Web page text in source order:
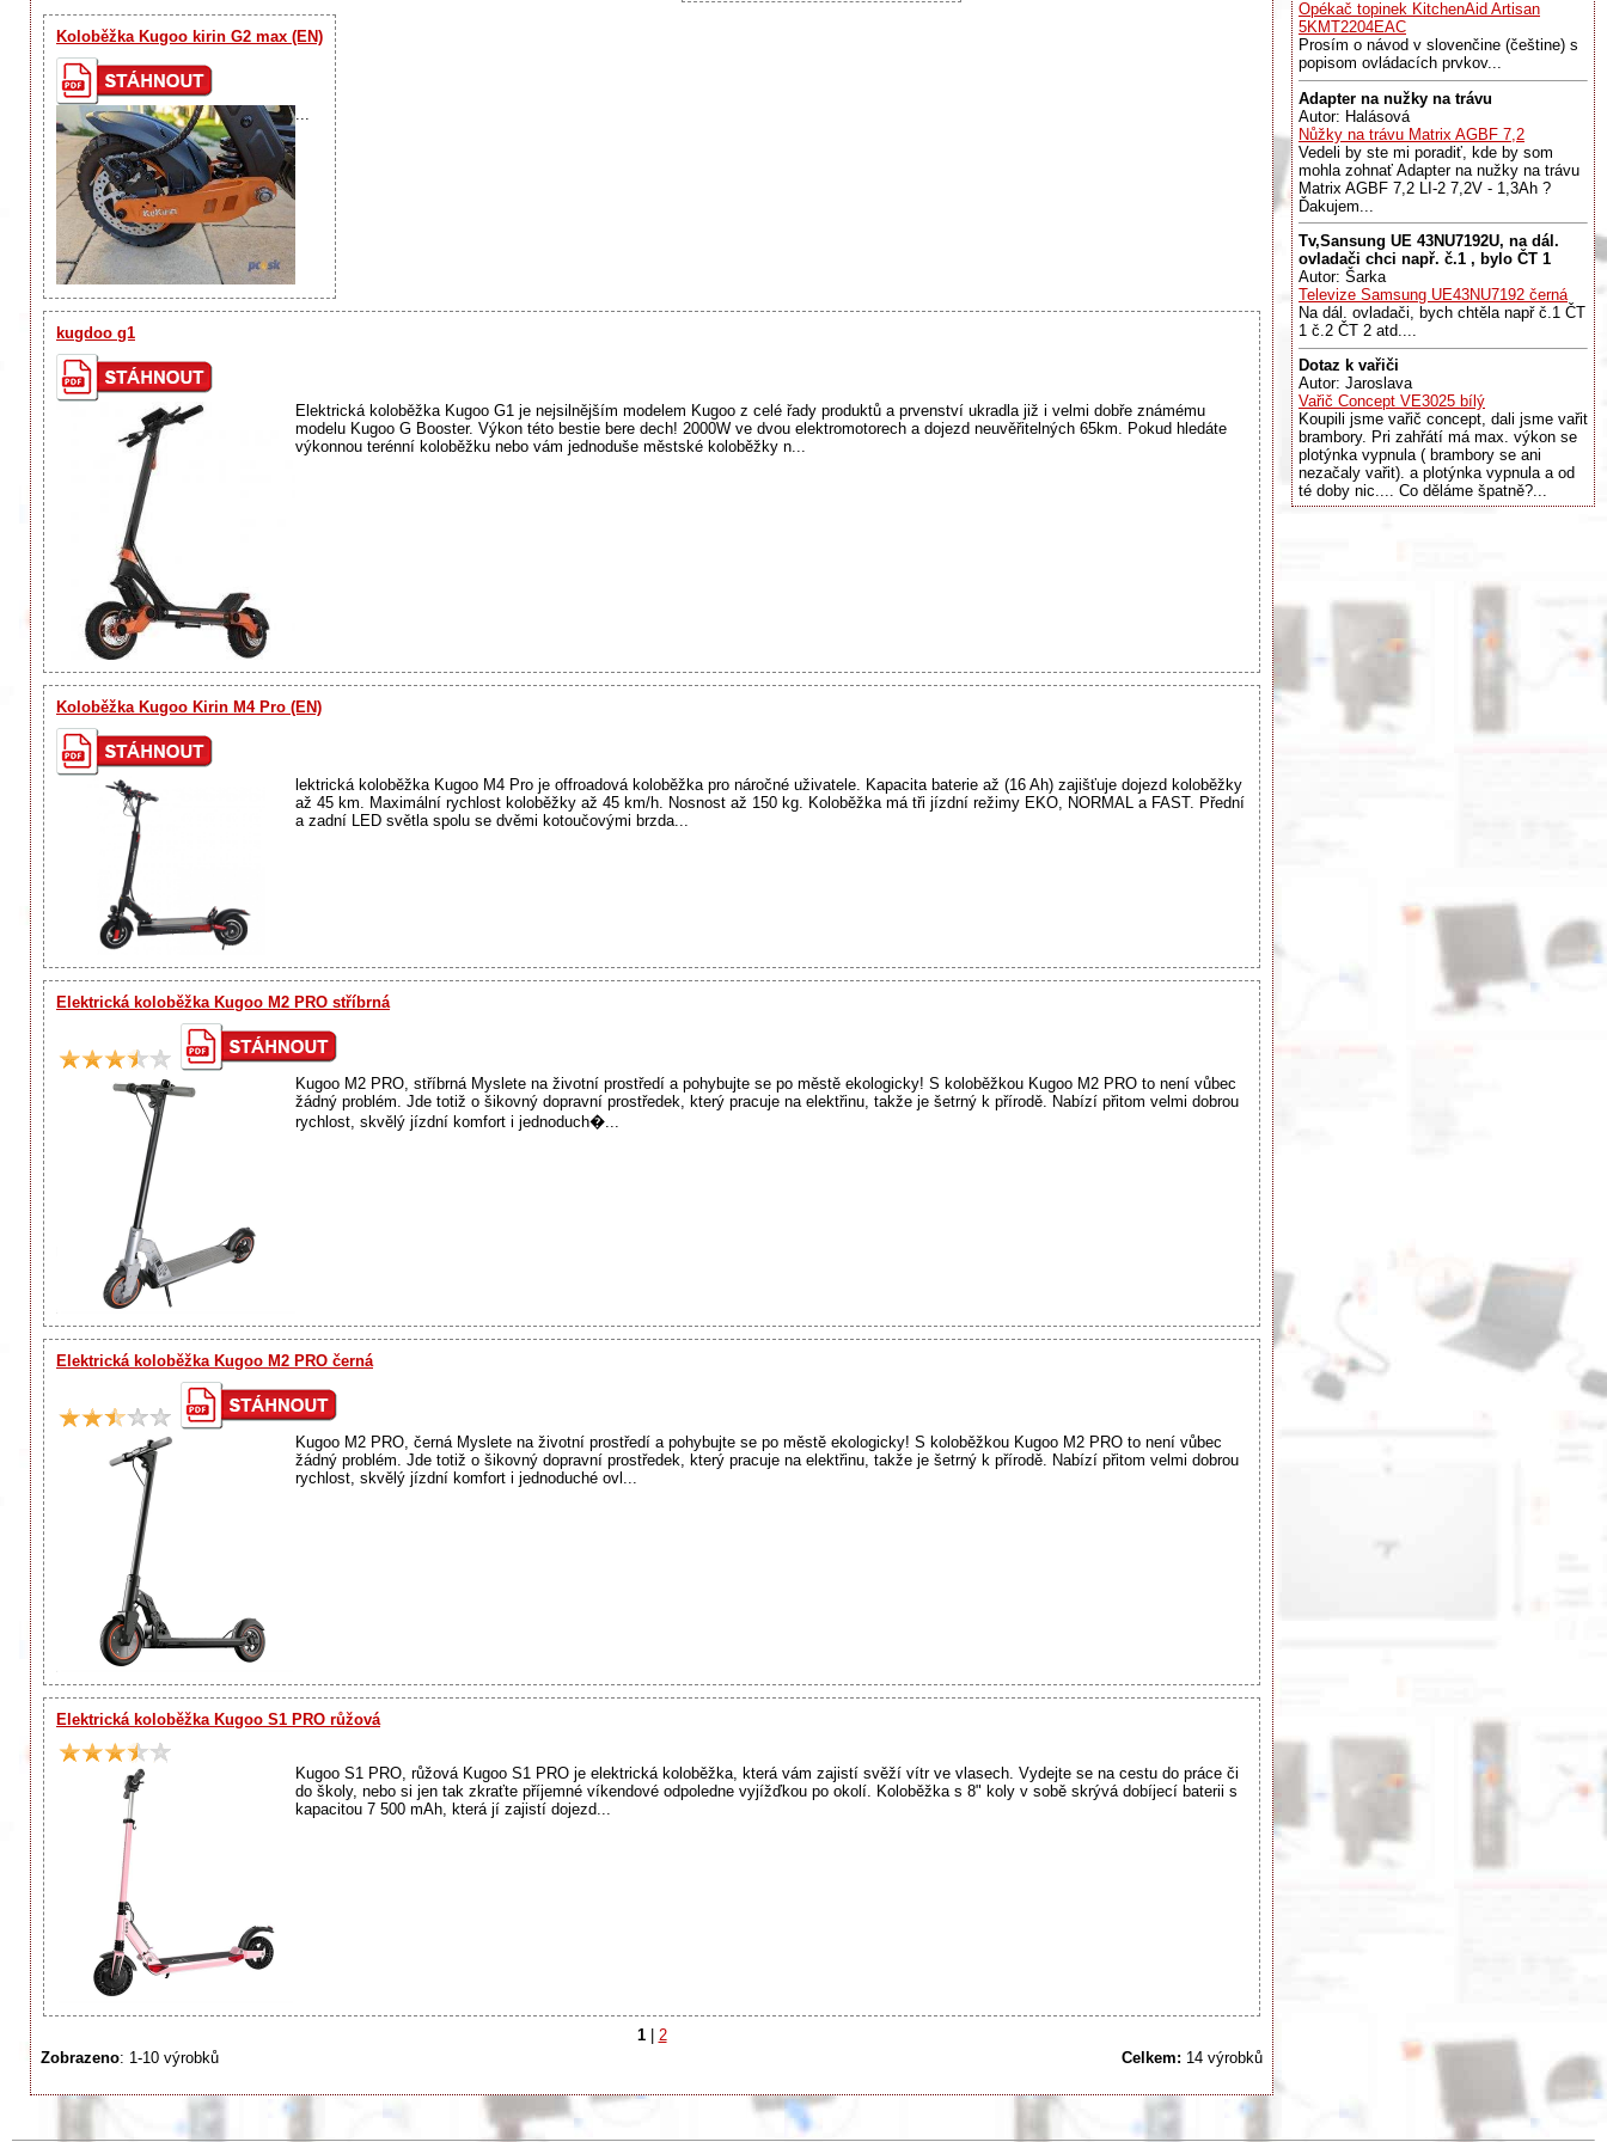
Koloběžka Kugoo kirin G2 max (EN)
kugdoo g1
Elektrická koloběžka Kugoo G1 je nejsilnějším modelem Kugoo z celé řady produktů a prvenství ukradla již i velmi dobře známému
modelu Kugoo G Booster. Výkon této bestie bere dech! 2000W ve dvou elektromotorech a dojezd neuvěřitelných 65km. Pokud hledáte
výkonnou terénní koloběžku nebo vám jednoduše městské koloběžky n...
Koloběžka Kugoo Kirin M4 Pro (EN)
lektrická koloběžka Kugoo M4 Pro je offroadová koloběžka pro náročné uživatele. Kapacita baterie až (16 Ah) zajišťuje dojezd koloběžky
až 45 km. Maximální rychlost koloběžky až 45 km/h. Nosnost až 150 kg. Koloběžka má tři jízdní režimy EKO, NORMAL a FAST. Přední
a zadní LED světla spolu se dvěmi kotoučovými brzda...
Elektrická koloběžka Kugoo M2 PRO stříbrná
Kugoo M2 PRO, stříbrná Myslete na životní prostředí a pohybujte se po městě ekologicky! S koloběžkou Kugoo M2 PRO to není vůbec
žádný problém. Jde totiž o šikovný dopravní prostředek, který pracuje na elektřinu, takže je šetrný k přírodě. Nabízí přitom velmi dobrou
rychlost, skvělý jízdní komfort i jednoduch�...
Elektrická koloběžka Kugoo M2 PRO černá
Kugoo M2 PRO, černá Myslete na životní prostředí a pohybujte se po městě ekologicky! S koloběžkou Kugoo M2 PRO to není vůbec
žádný problém. Jde totiž o šikovný dopravní prostředek, který pracuje na elektřinu, takže je šetrný k přírodě. Nabízí přitom velmi dobrou
rychlost, skvělý jízdní komfort i jednoduché ovl...
Elektrická koloběžka Kugoo S1 PRO růžová
Kugoo S1 PRO, růžová Kugoo S1 PRO je elektrická koloběžka, která vám zajistí svěží vítr ve vlasech. Vydejte se na cestu do práce či
do školy, nebo si jen tak zkraťte příjemné víkendové odpoledne vyjížďkou po okolí. Koloběžka s 8" koly v sobě skrývá dobíjecí baterii s
kapacitou 7 500 mAh, která jí zajistí dojezd...
1 | 2
Zobrazeno: 1-10 výrobků Celkem: 14 výrobků
Opékač topinek KitchenAid Artisan
5KMT2204EAC
Prosím o návod v slovenčine (češtine) s
popisom ovládacích prvkov...
Adapter na nužky na trávu
Autor: Halásová
Nůžky na trávu Matrix AGBF 7,2
Vedeli by ste mi poradiť, kde by som
mohla zohnať Adapter na nužky na trávu
Matrix AGBF 7,2 LI-2 7,2V - 1,3Ah ?
Ďakujem...
Tv,Sansung UE 43NU7192U, na dál.
ovladači chci např. č.1 , bylo ČT 1
Autor: Šarka
Televize Samsung UE43NU7192 černá
Na dál. ovladači, bych chtěla např č.1 ČT
1 č.2 ČT 2 atd....
Dotaz k vařiči
Autor: Jaroslava
Vařič Concept VE3025 bílý
Koupili jsme vařič concept, dali jsme vařit
brambory. Pri zahřátí má max. výkon se
plotýnka vypnula ( brambory se ani
nezačaly vařit). a plotýnka vypnula a od
té doby nic.... Co děláme špatně?...